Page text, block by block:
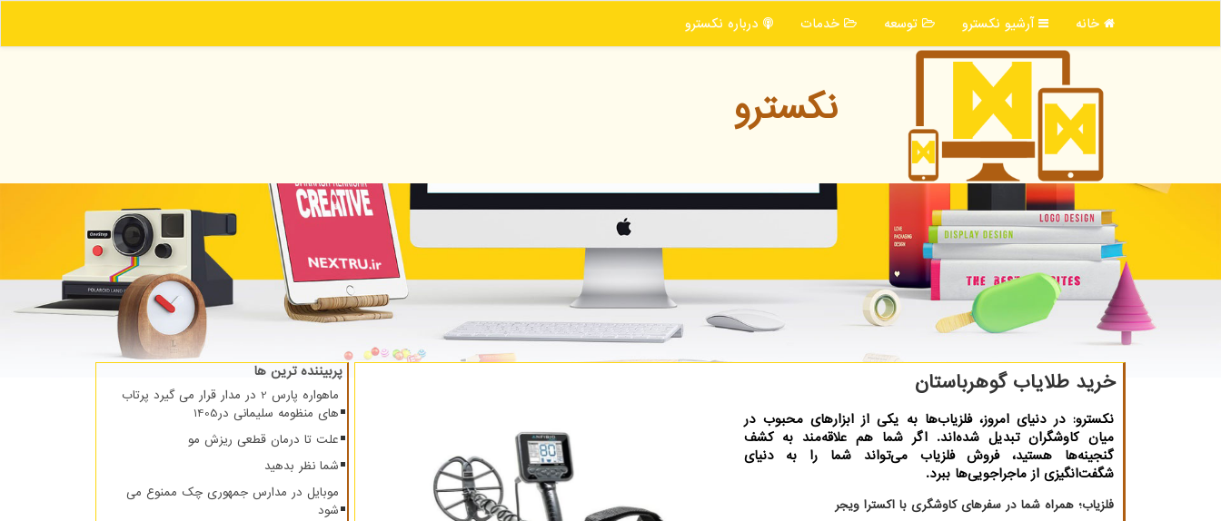
خانه آرشیو نكسترو توسعه خدمات درباره نكسترو
نكسترو
خرید طلایاب گوهرباستان
نکسترو: در دنیای امروز، فلزیاب‌ها به یکی از ابزارهای محبوب در
میان کاوشگران تبدیل شده‌اند. اگر شما هم علاقه‌مند به کشف
گنجینه‌ها هستید، فروش فلزیاب می‌تواند شما را به دنیای
شگفت‌انگیزی از ماجراجویی‌ها ببرد.
فلزیاب؛ همراه شما در سفرهای کاوشگری با اکسترا ویجر
پربیننده ترین ها
ماهواره پارس 2 در مدار قرار می گیرد پرتاب
های منظومه سلیمانی در1405
علت تا درمان قطعی ریزش مو
شما نظر بدهید
موبایل در مدارس جمهوری چک ممنوع می
شود